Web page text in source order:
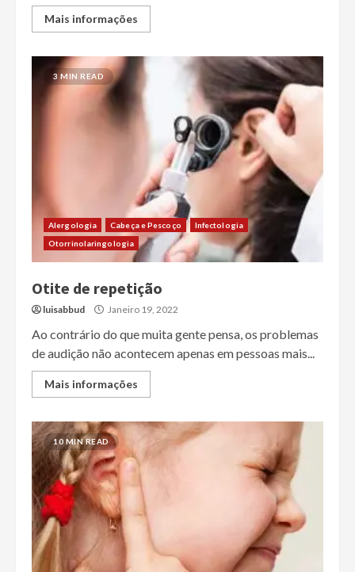
Mais informações
3 MIN READ
Alergologia Cabeça e Pescoço
Infectologia
Otorrinolaringologia
Otite de repetição
luisabbud Janeiro 19, 2022
Ao contrário do que muita gente pensa, os problemas
de audição não acontecem apenas em pessoas mais...
Mais informações
10 MIN READ